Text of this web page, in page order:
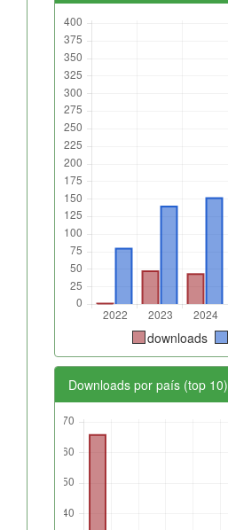
downloads
Downloads por país (top 10)